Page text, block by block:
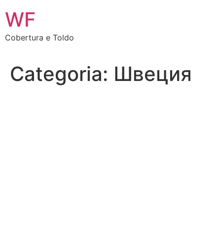
para
conteúdo
WF
Cobertura e Toldo
Categoria: Швеция